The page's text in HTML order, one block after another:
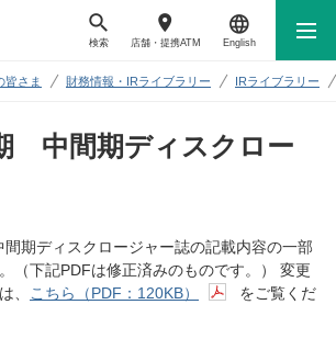
検索 店舗・ 提携ATM English
皆さま 財務情報・IRライブラリー IRライブラリー
中間期ディスクロー
期ディスクロージャー誌の記載内容の一部
（下記PDFは修正済みのものです。） 変更
、
こちら（PDF：120KB）
をご覧くだ